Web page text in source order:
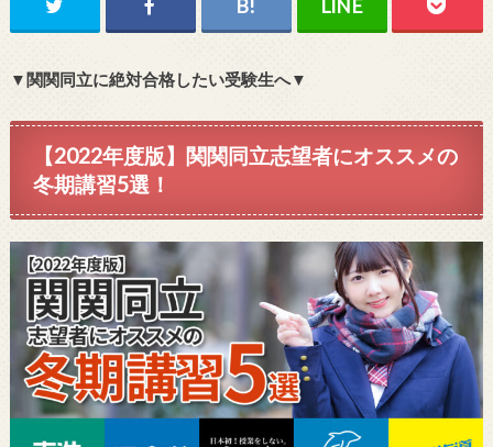
▼関関同立に絶対合格したい受験生へ▼
【2022年度版】関関同立志望者にオススメの
冬期講習5選！